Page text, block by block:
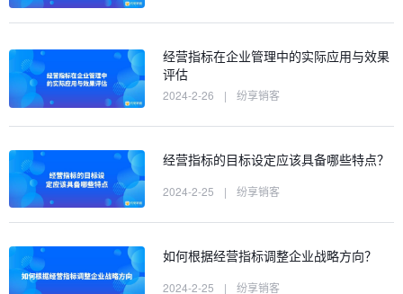
经营指标在企业管理中的实际应用与效果
评估
2024-2-26 | 纷享销客
经营指标的目标设定应该具备哪些特点？
2024-2-25 | 纷享销客
如何根据经营指标调整企业战略方向？
2024-2-25 | 纷享销客